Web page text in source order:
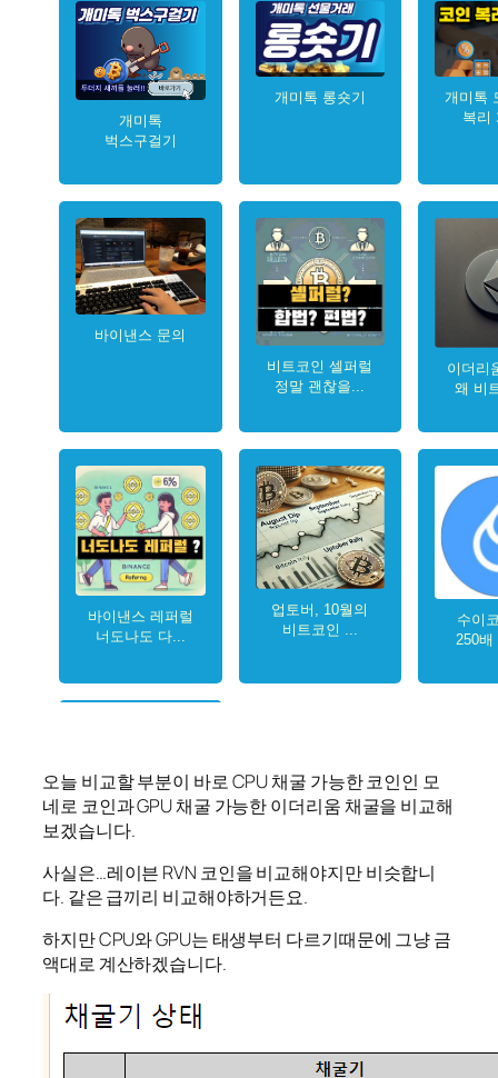
오늘 비교할 부분이 바로 CPU 채굴 가능한 코인인 모
네로 코인과 GPU 채굴 가능한 이더리움 채굴을 비교해
보겠습니다.
사실은…레이븐 RVN 코인을 비교해야지만 비슷합니
다. 같은 급끼리 비교해야하거든요.
하지만 CPU와 GPU는 태생부터 다르기때문에 그냥 금
액대로 계산하겠습니다.